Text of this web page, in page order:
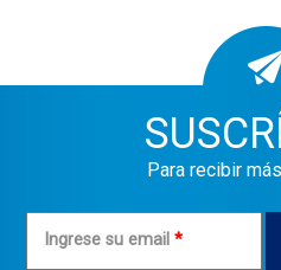
Para recibir
Ingrese su email*